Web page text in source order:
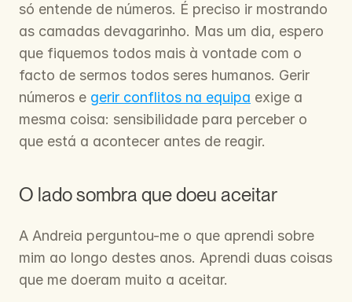
só entende de números. É preciso ir mostrando
as camadas devagarinho. Mas um dia, espero
que fiquemos todos mais à vontade com o
facto de sermos todos seres humanos. Gerir
números e gerir conflitos na equipa exige a
mesma coisa: sensibilidade para perceber o
que está a acontecer antes de reagir.
O lado sombra que doeu aceitar
A Andreia perguntou-me o que aprendi sobre
mim ao longo destes anos. Aprendi duas coisas
que me doeram muito a aceitar.